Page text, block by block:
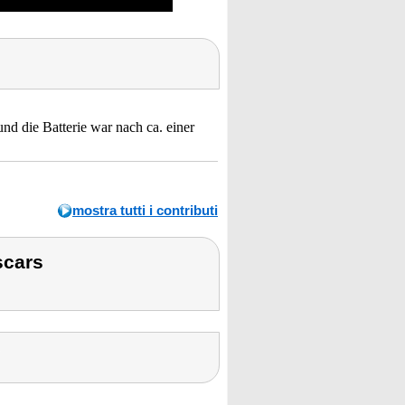
die Batterie war nach ca. einer
mostra tutti i contributi